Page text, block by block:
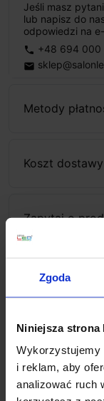
Zgoda
Niniejsza
Wykorzystujemy
i reklam, aby
analizować ruch
Jeśli masz
lub napisz do
odpowiedzi na
phone +48 694 000
email
Metody
Koszt dostawy
Zapytaj o
EXO
02to
do salonu,
hiszpańskiej